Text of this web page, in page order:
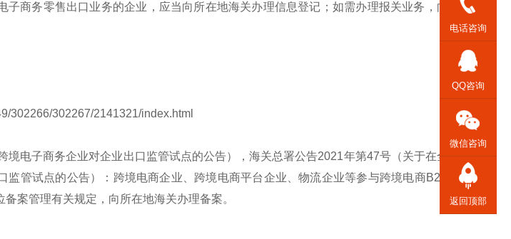
商务零售出口业务的企业，应当向所在地海关办理信息登记；如需办理报关业务，向所
302266/302267/2141321/index.html
境电子商务企业对企业出口监管试点的公告），海关总署公告2021年第47号（关于在全国
监管试点的公告）：跨境电商企业、跨境电商平台企业、物流企业等参与跨境电商B2B出
案管理有关规定，向所在地海关办理备案。
电话咨询
QQ咨询
微信咨询
返回顶部